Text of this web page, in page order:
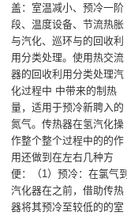
盖：室温减小、‌预冷一阶
段、‌温度设备、‌节流热胀
与汽化‌、巡环与的回收利
用分类处理。使用热交流
器的回收利用分类处理汽
化过程中 中带来的制热
量，适用于预冷新聘入的
氮气‌。传热器在氢汽化操
作整个整个过程中的的作
用还做到在左右几种方
便：（1）预冷‌：在氯气到
汽化器在之前，借助传热
器将其预冷至较低的的室